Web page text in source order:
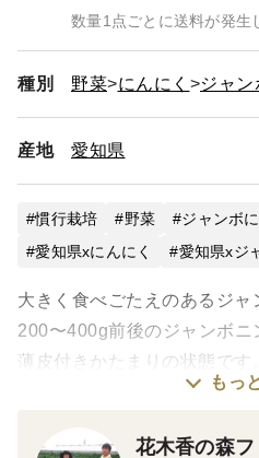
数量1点ごとに送料が発生
種別 野菜 にんにく ジャン
産地 愛知県
慣行栽培 野菜 ジャンボ
愛知県xにんにく
愛知県xジ
大きく食べごたえのあるジャ
200〜400g前後のジャンボニ
薄皮付きかたまりの状態です
もっ
花木香の森フ